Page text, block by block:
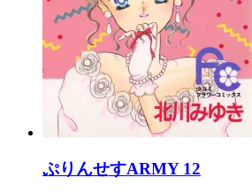
ぷりんせすARMY 12